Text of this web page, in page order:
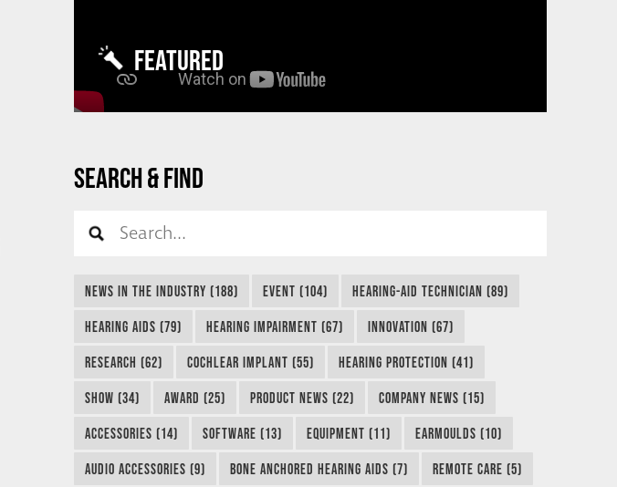
FEATURED
SEARCH & FIND
NEWS IN THE INDUSTRY (188) EVENT (104) HEARING-AID TECHNICIAN (89)
HEARING AIDS (79) HEARING IMPAIRMENT (67) INNOVATION (67)
RESEARCH (62) COCHLEAR IMPLANT (55) HEARING PROTECTION (41)
SHOW (34) AWARD (25) PRODUCT NEWS (22) COMPANY NEWS (15)
ACCESSORIES (14) SOFTWARE (13) EQUIPMENT (11) EARMOULDS (10)
AUDIO ACCESSORIES (9) BONE ANCHORED HEARING AIDS (7) REMOTE CARE (5)